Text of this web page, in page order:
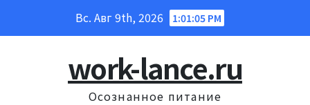
Вс. Авг 9th, 2026 1:01:06 PM
work-lance.ru
Осознанное питание